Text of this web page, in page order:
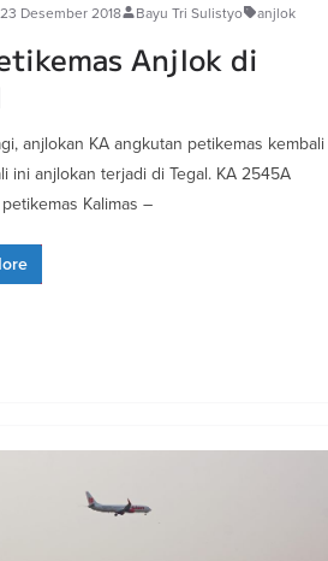
Desember 2018 Bayu Tri Sulistyo anjlok
Anjlok di
anjlokan KA angkutan petikemas kembali
ini anjlokan terjadi di Tegal. KA 2545A
Kalimas –